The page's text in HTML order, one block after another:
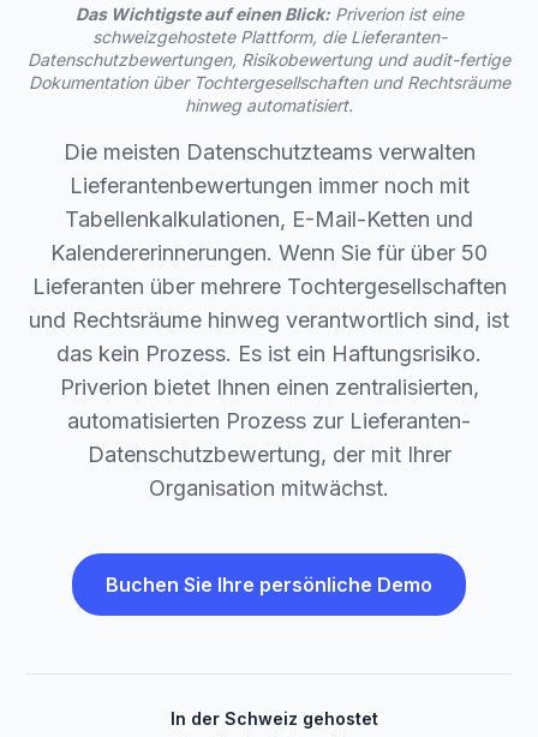
Das Wichtigste auf einen Blick:Priverion ist eine
schweizgehostete Plattform, die Lieferanten-
Datenschutzbewertungen, Risikobewertung und audit-fertige
Dokumentation über Tochtergesellschaften und Rechtsräume
hinweg automatisiert.
Die meisten Datenschutzteams verwalten
Lieferantenbewertungen immer noch mit
Tabellenkalkulationen, E-Mail-Ketten und
Kalendererinnerungen. Wenn Sie für über 50
Lieferanten über mehrere Tochtergesellschaften
und Rechtsräume hinweg verantwortlich sind, ist
das kein Prozess. Es ist ein Haftungsrisiko.
Priverion bietet Ihnen einen zentralisierten,
automatisierten Prozess zur Lieferanten-
Datenschutzbewertung, der mit Ihrer
Organisation mitwächst.
Buchen Sie Ihre persönliche Demo
In der Schweiz gehostet